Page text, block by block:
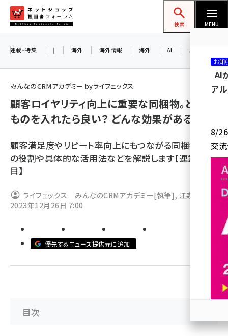
ン
ネットショップ担当者フォーラム
検索 MENU
amazon (2245)
楽天 (1871)
base (1071)
ビィ・フォアード (773)
revico (739)
連載・特集 | 海外 海外情報 海外 AI メタバース
みんなのCRMアカデミー byライフェックス
顧客ロイヤリティ向上に重要な同梱物。どんな
ものを入れたら良い？ どんな効果がある？
顧客満足度やリピート率向上にもつながる同梱物。そ
の役割や具体的な活用法などを解説します【連載4回
目】
ライフェックス みんなのCRMアカデミー[執筆] , 江森 清文
[執筆]
2023年12月26日 7:00
優先するニュース提供元に追加
目次
お知
AI
ア
8/26
交
参